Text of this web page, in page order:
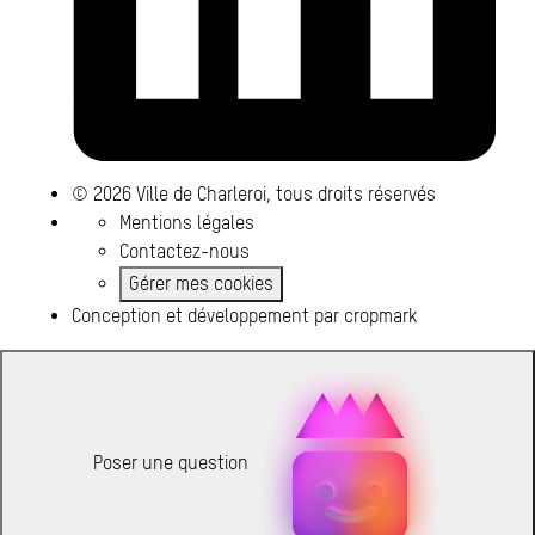
© 2026 Ville de Charleroi, tous droits réservés
Mentions légales
Contactez-nous
Gérer mes cookies
Conception et développement par cropmark
Poser une question